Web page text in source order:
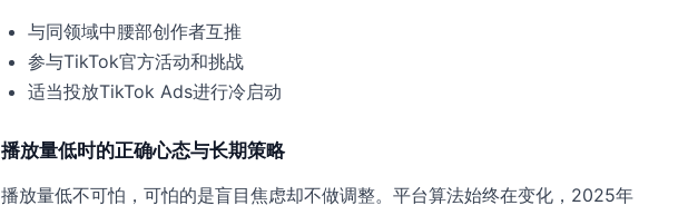
与同领域中腰部创作者互推
参与TikTok官方活动和挑战
适当投放TikTok Ads进行冷启动
播放量低时的正确心态与长期策略
播放量低不可怕，可怕的是盲目焦虑却不做调整。平台算法始终在变化，2025年